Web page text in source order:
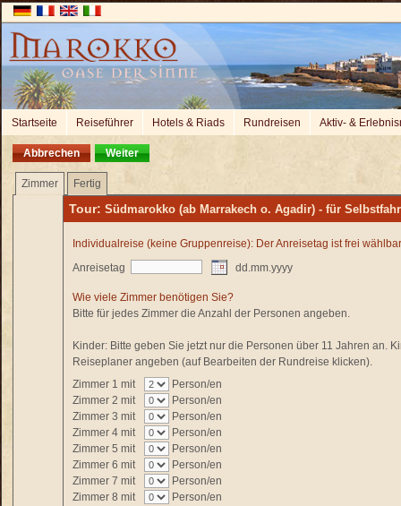
Startseite Reiseführer Hotels & Riads Rundreisen Aktiv- &
Abbrechen Weiter
Zimmer Fertig
Tour: Südmarokko (ab Marrakech o. Agadir) - für
Individualreise (keine Gruppenreise): Der Anreisetag ist frei
Anreisetag
dd.mm.yyyy
Wie viele Zimmer benötigen Sie?
Bitte für jedes Zimmer die Anzahl der Personen angeben.
Kinder: Bitte geben Sie jetzt nur die Personen über 11 Jahren an.
Reiseplaner angeben (auf Bearbeiten der Rundreise klicken).
Zimmer 1 mit
Person/en
Zimmer 2 mit
Person/en
Zimmer 3 mit
Person/en
Zimmer 4 mit
Person/en
Zimmer 5 mit
Person/en
Zimmer 6 mit
Person/en
Zimmer 7 mit
Person/en
Zimmer 8 mit
Person/en